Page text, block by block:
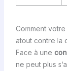
Comment
atout contre la
Face à une
ne peut plus